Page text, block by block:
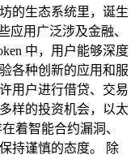
的生态系统里，诞生
应用广泛涉及金融、
中，用户能够深度
各种创新的应用和服
用户进行借贷、交易
样的投资机会，以太
着智能合约漏洞、
持谨慎的态度。 除